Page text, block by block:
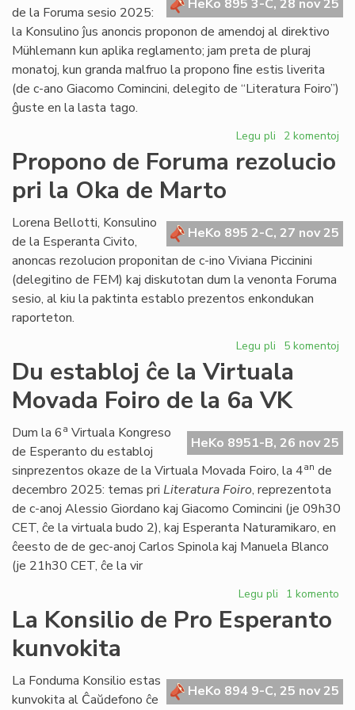
Koutny
pri
lingvistiko
HeKo 895 3-C, 28 nov 25
de la Foruma sesio 2025:
la Konsulino ĵus anoncis proponon de amendoj al direktivo
Mühlemann kun aplika reglamento; jam preta de pluraj
monatoj, kun granda malfruo la propono ﬁne estis liverita
(de c-ano Giacomo Comincini, delegito de “Literatura Foiro”)
ĝuste en la lasta tago.
Legu pli pri
Liverita
la
direktivo
Mühlemann
2 komentoj
Propono de Foruma rezolucio
pri la Oka de Marto
HeKo 895 2-C, 27 nov 25
Lorena Bellotti, Konsulino
de la Esperanta Civito,
anoncas rezolucion proponitan de c-ino Viviana Piccinini
(delegitino de FEM) kaj diskutotan dum la venonta Foruma
sesio, al kiu la paktinta establo prezentos enkondukan
raporteton.
Legu pli pri
Propono
de
Foruma
rezolucio
pri
la
Oka
de
Marto
5 komentoj
Du establoj ĉe la Virtuala
Movada Foiro de la 6a VK
HeKo 8951-B, 26 nov 25
Dum la 6a Virtuala Kongreso
de Esperanto du establoj
sinprezentos okaze de la Virtuala Movada Foiro, la 4an de
decembro 2025: temas pri Literatura Foiro, reprezentota
de c-anoj Alessio Giordano kaj Giacomo Comincini (je 09h30
CET, ĉe la virtuala budo 2), kaj Esperanta Naturamikaro, en
ĉeesto de de gec-anoj Carlos Spinola kaj Manuela Blanco
(je 21h30 CET, ĉe la vir
Legu pli pri
establoj
Virtuala
Movada
1 komento
La Konsilio de Pro Esperanto
kunvokita
HeKo 894 9-C, 25 nov 25
La Fonduma Konsilio estas
kunvokita al Ĉaŭdefono ĉe